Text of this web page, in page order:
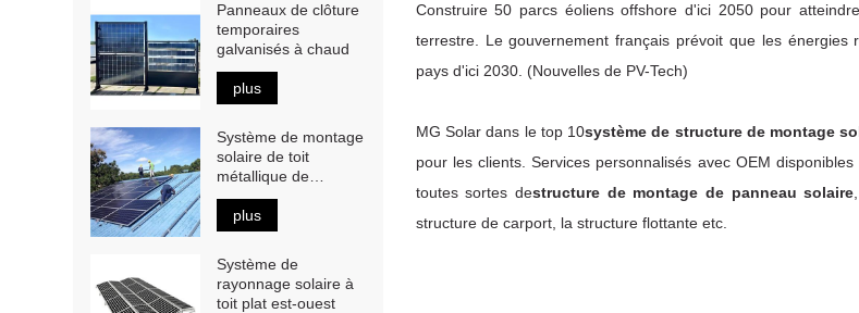
Construire 50 parcs éoliens offshore d'ici 2050 pour
terrestre. Le gouvernement français prévoit que les
pays d'ici 2030. (Nouvelles de PV-Tech)
MG Solar dans le top 10système de structure de montage
pour les clients. Services personnalisés avec OEM
toutes sortes destructure de montage de panneau solaire
structure de carport, la structure flottante etc.
Panneaux de clôture
temporaires
galvanisés à chaud
plus
Système de montage
solaire de toit
métallique de
support de pied en L
plus
Système de
rayonnage solaire à
toit plat est-ouest